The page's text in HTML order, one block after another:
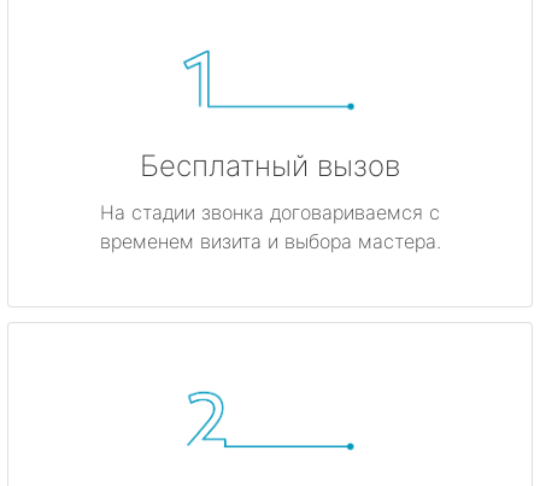
Бесплатный вызов
На стадии звонка договариваемся с
временем визита и выбора мастера.